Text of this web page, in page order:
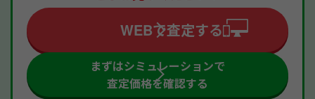
WEBで査定する
まずはシミュレーションで
査定価格を確認する